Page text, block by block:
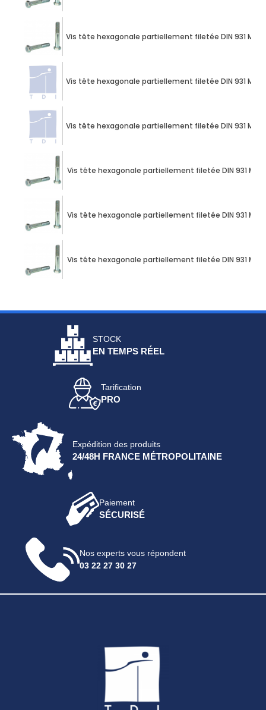
Vis tête hexagonale partiellement filetée DIN 931 M10
Vis tête hexagonale partiellement filetée DIN 931 M10
Vis tête hexagonale partiellement filetée DIN 931 M10
Vis tête hexagonale partiellement filetée DIN 931 M10
Vis tête hexagonale partiellement filetée DIN 931 M10
Vis tête hexagonale partiellement filetée DIN 931 M10
STOCK
EN TEMPS RÉEL
Tarification
PRO
Expédition des produits
24/48H FRANCE MÉTROPOLITAINE
Paiement
SÉCURISÉ
Nos experts vous répondent
03 22 27 30 27